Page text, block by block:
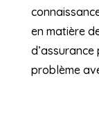
en matière
problème